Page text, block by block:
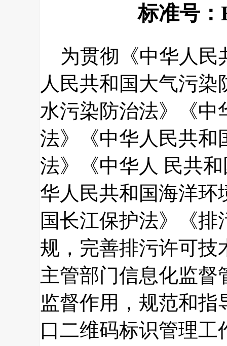
标准号
为贯彻《中华人
人民共和国大气污
水污染防治法》《中
法》《中华人民共和
法》《中华人 民共
华人民共和国海洋环
国长江保护法》《
规，完善排污许可技
主管部门信息化监督
监督作用，规范和
口二维码标识管理